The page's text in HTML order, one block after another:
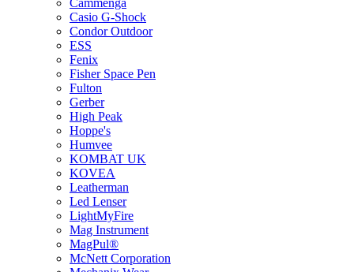
Cammenga
Casio G-Shock
Condor Outdoor
ESS
Fenix
Fisher Space Pen
Fulton
Gerber
High Peak
Hoppe's
Humvee
KOMBAT UK
KOVEA
Leatherman
Led Lenser
LightMyFire
Mag Instrument
MagPul®
McNett Corporation